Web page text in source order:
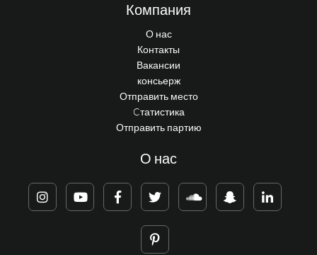
Компания
О нас
Контакты
Вакансии
консьерж
Отправить место
Cтатистика
Отправить партию
О нас